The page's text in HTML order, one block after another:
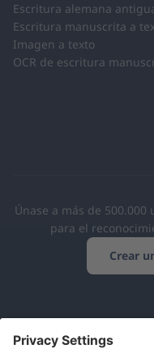
Escritura alemana
Escritura manuscrita a
Imagen a texto
OCR de escritura
Únase a más de
para el
Crear
Cooperativa